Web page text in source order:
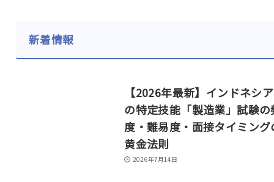
新着情報
【2026年最新】インドネシ
の特定技能「製造業」試験の
度・難易度・面接タイミング
黄金法則
2026年7月14日